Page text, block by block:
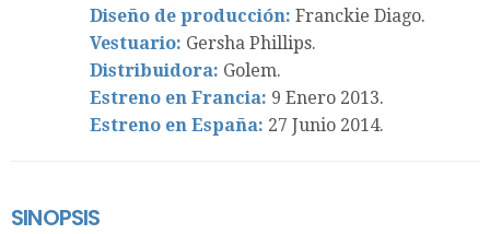
Diseño de producción: Franckie Diago.
Vestuario: Gersha Phillips.
Distribuidora: Golem.
Estreno en Francia: 9 Enero 2013.
Estreno en España: 27 Junio 2014.
SINOPSIS